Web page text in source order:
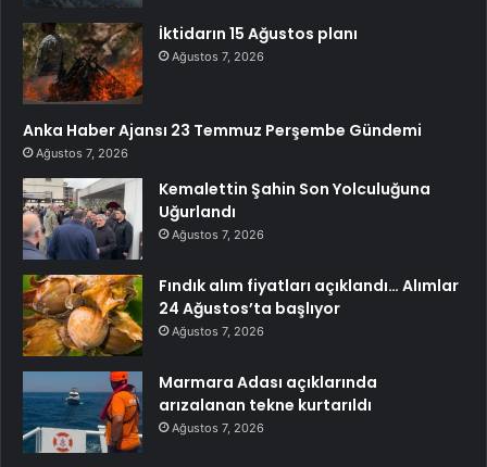
İktidarın 15 Ağustos planı
Ağustos 7, 2026
Anka Haber Ajansı 23 Temmuz Perşembe Gündemi
Ağustos 7, 2026
Kemalettin Şahin Son Yolculuğuna
Uğurlandı
Ağustos 7, 2026
Fındık alım fiyatları açıklandı… Alımlar
24 Ağustos’ta başlıyor
Ağustos 7, 2026
Marmara Adası açıklarında
arızalanan tekne kurtarıldı
Ağustos 7, 2026